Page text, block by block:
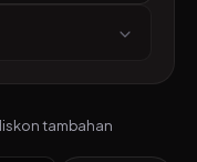
tambahan